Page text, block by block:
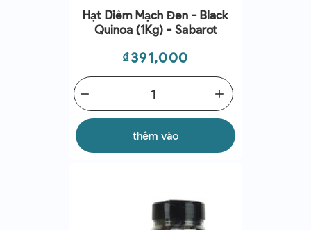
Hạt Diêm Mạch Đen - Black
Quinoa (1Kg) - Sabarot
Giá
₫391,000
add
remove
thêm vào